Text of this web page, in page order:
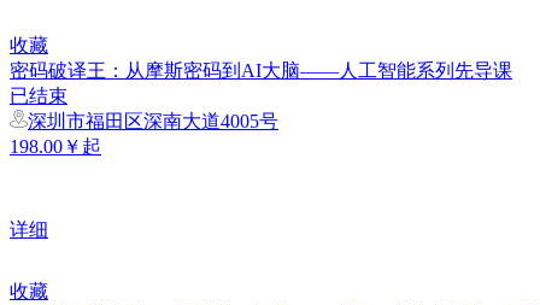
收藏
密码破译王：从摩斯密码到AI大脑——人工智能系列先导课
已结束
深圳市福田区深南大道4005号
198.00￥起
详细
收藏